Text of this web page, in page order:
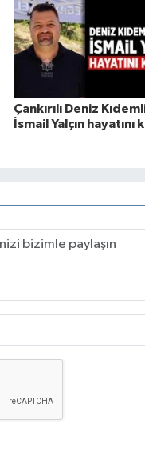
Çankırılı Deniz
İsmail Yalçın